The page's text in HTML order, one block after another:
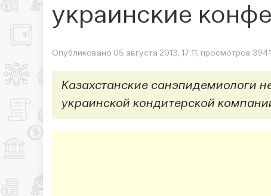
украинские
Опубликовано 05 августа 2013, 17:11, просмотров 3941
Казахстанские санэпидемиологи
украинской кондитерской